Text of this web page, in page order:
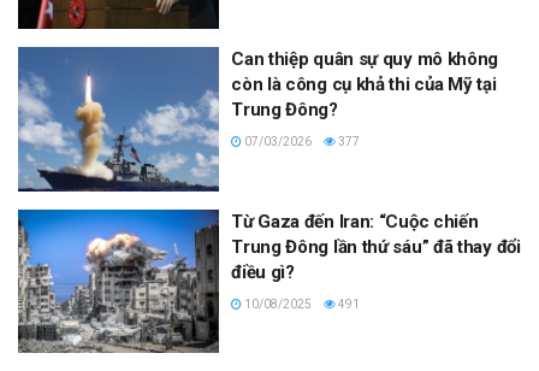
Can thiệp quân sự quy mô không
còn là công cụ khả thi của Mỹ tại
Trung Đông?
07/03/2026 377
Từ Gaza đến Iran: “Cuộc chiến
Trung Đông lần thứ sáu” đã thay đổi
điều gì?
10/08/2025 491